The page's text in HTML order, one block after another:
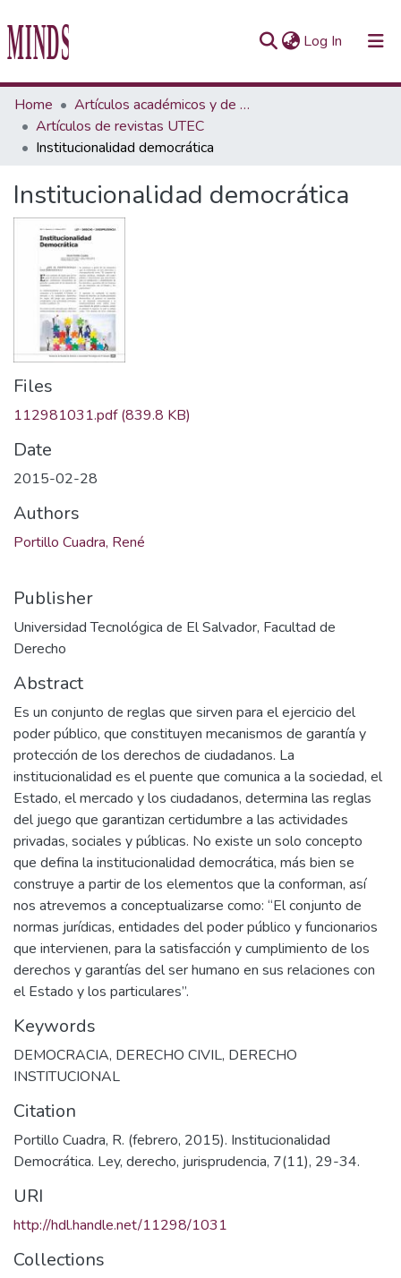
Log In (current)
Communities & Collections
All of Repository UTEC
Home
Artículos académicos y de opinión
Artículos de revistas UTEC
Institucionalidad democrática
Institucionalidad democrática
Files
112981031.pdf(839.8 KB)
Date
2015-02-28
Authors
Portillo Cuadra, René
Publisher
Universidad Tecnológica de El Salvador, Facultad de
Derecho
Abstract
Es un conjunto de reglas que sirven para el ejercicio del
poder público, que constituyen mecanismos de garantía y
protección de los derechos de ciudadanos. La
institucionalidad es el puente que comunica a la sociedad, el
Estado, el mercado y los ciudadanos, determina las reglas
del juego que garantizan certidumbre a las actividades
privadas, sociales y públicas. No existe un solo concepto
que defina la institucionalidad democrática, más bien se
construye a partir de los elementos que la conforman, así
nos atrevemos a conceptualizarse como: “El conjunto de
normas jurídicas, entidades del poder público y funcionarios
que intervienen, para la satisfacción y cumplimiento de los
derechos y garantías del ser humano en sus relaciones con
el Estado y los particulares”.
Keywords
DEMOCRACIA, DERECHO CIVIL, DERECHO
INSTITUCIONAL
Citation
Portillo Cuadra, R. (febrero, 2015). Institucionalidad
Democrática. Ley, derecho, jurisprudencia, 7(11), 29-34.
URI
http://hdl.handle.net/11298/1031
Collections